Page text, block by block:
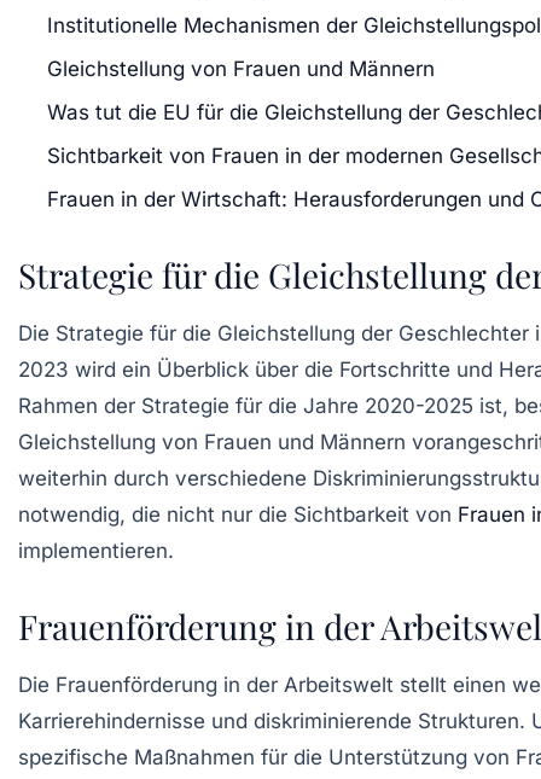
Institutionelle Mechanismen der
Gleichstellung von Frauen und Männern
Was tut die EU für die Gleichstellung der
Sichtbarkeit von Frauen in der modernen
Frauen in der Wirtschaft: Herausforderungen und
Strategie für die Gleichstellung
Die Strategie für die Gleichstellung der Geschlechter
2023 wird ein Überblick über die Fortschritte und
Rahmen der Strategie für die Jahre 2020-2025 ist,
Gleichstellung von Frauen und Männern
weiterhin durch verschiedene
notwendig, die nicht nur die Sichtbarkeit von Frauen
implementieren.
Frauenförderung in der
Die Frauenförderung in der Arbeitswelt stellt einen
Karrierehindernisse und diskriminierende Strukturen.
spezifische Maßnahmen für die Unterstützung von